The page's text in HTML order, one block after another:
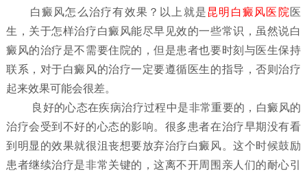
白癜风怎么治疗有效果？ 以上就是昆明白癜风医院 医
生，关于怎样治疗白癜风能尽早见效的一些常识，虽然说白
癜风的治疗是不需要住院的，但是患者也要时刻与医生保持
联系，对于白癜风的治疗一定要遵循医生的指导，否则治疗
起来效果可能会很差。
良好的心态在疾病治疗过程中是非常重要的，白癜风的
治疗会受到不好的心态的影响。很多患者在治疗早期没有看
到明显的效果就很沮丧想要放弃治疗白癜风。这个时候鼓励
患者继续治疗是非常关键的，这离不开周围亲人们的耐心引